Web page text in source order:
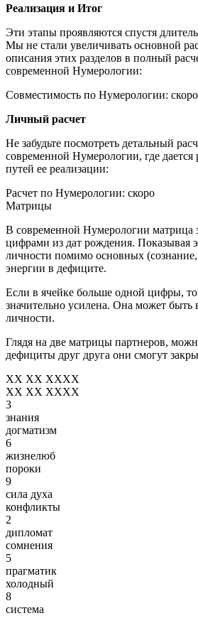
Реализация и Итог
Эти этапы проявляются спустя
Мы не стали увеличивать основной
описания этих разделов в полный
современной Нумерологии:
Совместимость по Нумерологии: скоро
Личный расчет
Не забудьте посмотреть детальный
современной Нумерологии, где дается
путей ее реализации:
Расчет по Нумерологии: скоро
Матрицы
В современной Нумерологии матрица
цифрами из дат рождения. Показывая
личности помимо основных
энергии в дефиците.
Если в ячейке больше одной цифры, то
значительно усилена. Она может быть
личности.
Глядя на две матрицы партнеров,
дефициты друг друга они смогут
XX XX XXXX
XX XX XXXX
3
знания
догматизм
6
жизнелюб
пороки
9
сила духа
конфликты
2
дипломат
сомнения
5
прагматик
холодный
8
система